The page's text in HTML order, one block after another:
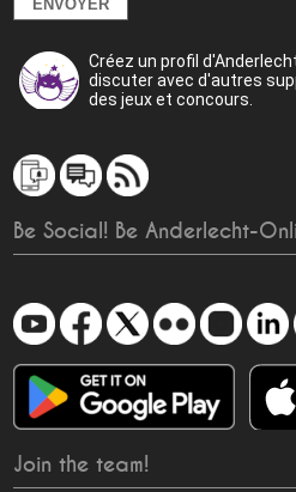
Créez un profil
discuter avec d'autres
des jeux et concours.
Be Social! Be Anderlecht-
Join the team!